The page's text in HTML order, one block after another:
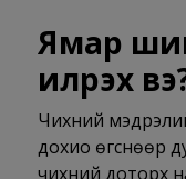
Ямар
илрэх
Чихний
дохио өгснөөр
чихний доторх